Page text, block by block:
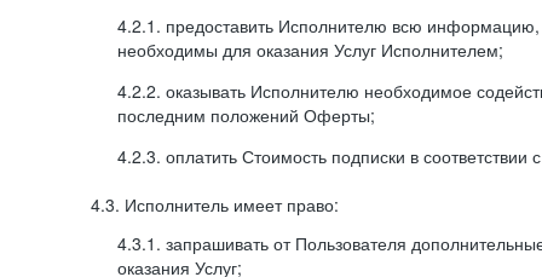
4.2.1. предоставить Исполнителю всю
необходимы для оказания Услуг Исполнителем;
4.2.2. оказывать Исполнителю необходимое
последним положений Оферты;
4.2.3. оплатить Стоимость подписки в
4.3. Исполнитель имеет право:
4.3.1. запрашивать от Пользователя
оказания Услуг;